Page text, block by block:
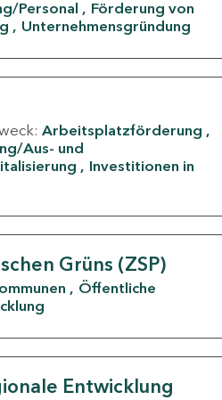
Personal
Förderung von
Unternehmensgründung
Arbeitsplatzförderung
Aus- und
Investitionen in
Grüns (ZSP)
Öffentliche
Entwicklung